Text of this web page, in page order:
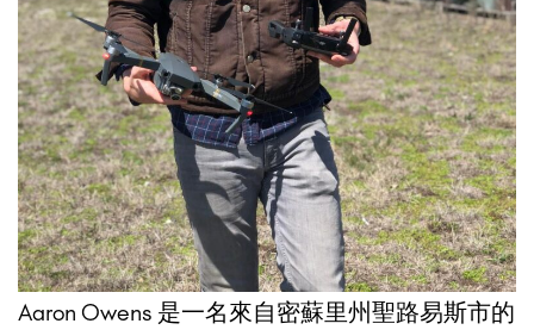
Aaron Owens 是一名來自密蘇里州聖路易斯市的